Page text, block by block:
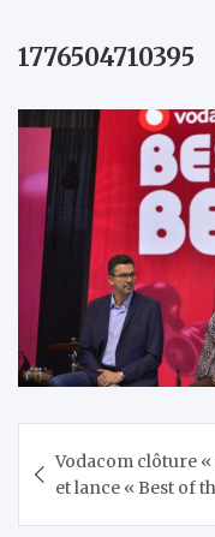
1776504710395
de
l’article
Vodacom clôture
et lance « Best of